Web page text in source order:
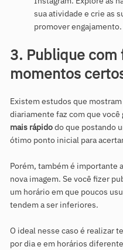
sua atividade e crie as
promover engajamento.
3. Publique com
momentos
Existem estudos que
diariamente faz com que você
mais rápidodo que postando
ótimo ponto inicial para
Porém, também é importante
nova imagem. Se você fizer
um horário em que poucos
tendem a ser inferiores.
O ideal nesse caso é realizar
por dia e em horários